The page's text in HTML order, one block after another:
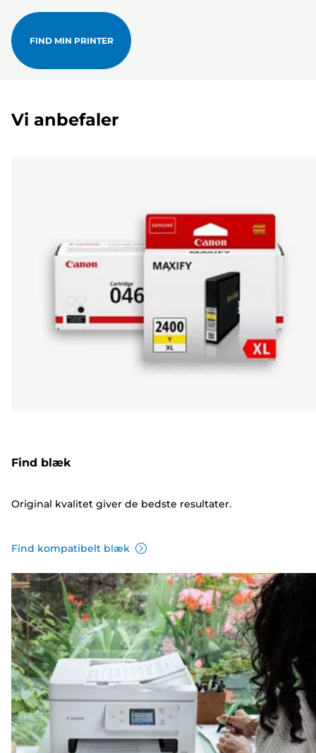
FIND MIN PRINTER
Vi anbefaler
Find blæk
Original kvalitet giver de bedste resultater.
Find kompatibelt blæk